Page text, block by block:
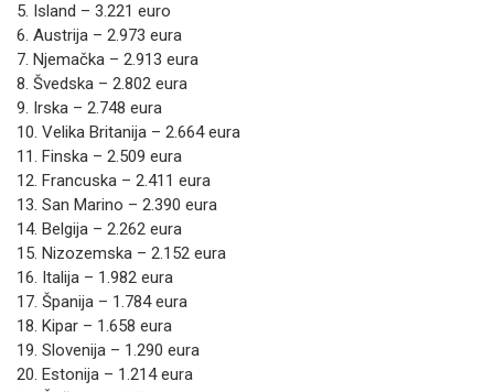
5. Island – 3.221 euro
6. Austrija – 2.973 eura
7. Njemačka – 2.913 eura
8. Švedska – 2.802 eura
9. Irska – 2.748 eura
10. Velika Britanija – 2.664 eura
11. Finska – 2.509 eura
12. Francuska – 2.411 eura
13. San Marino – 2.390 eura
14. Belgija – 2.262 eura
15. Nizozemska – 2.152 eura
16. Italija – 1.982 eura
17. Španija – 1.784 eura
18. Kipar – 1.658 eura
19. Slovenija – 1.290 eura
20. Estonija – 1.214 eura